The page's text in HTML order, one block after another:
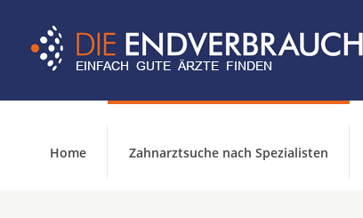
Home Zahnarztsuche nach Spezialisten